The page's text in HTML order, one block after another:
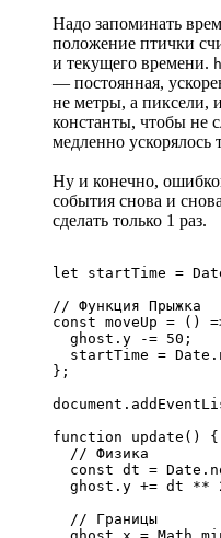
Надо запоминать
положение птички
и текущего времени.
— постоянная,
не метры, а пиксели,
константы, чтобы не
медленно ускорялось
Ну и конечно,
события снова и
сделать только 1 раз.
let startTime =
// Функция Прыжка
const moveUp = ()
  ghost.y -= 50;
startTime =
};
function update() {
  // Физика
const dt =
ghost.y += dt **
  // Границы